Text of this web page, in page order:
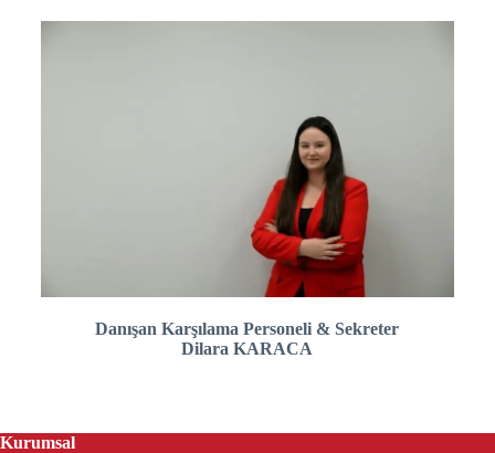
Danışan Karşılama Personeli & Sekreter
Dilara KARACA
Kurumsal